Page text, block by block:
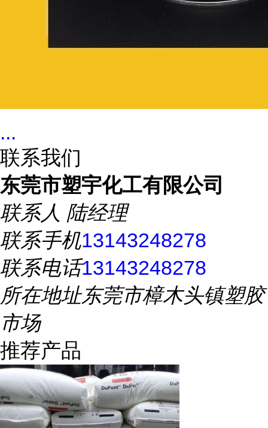
...
联系我们
东莞市塑宇化工有限公司
联系人 陆经理
联系手机13143248278
联系电话13143248278
所在地址东莞市樟木头镇塑胶
市场
推荐产品